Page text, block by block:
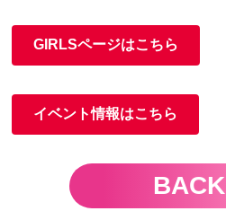
GIRLSページはこちら
イベント情報はこちら
BACK